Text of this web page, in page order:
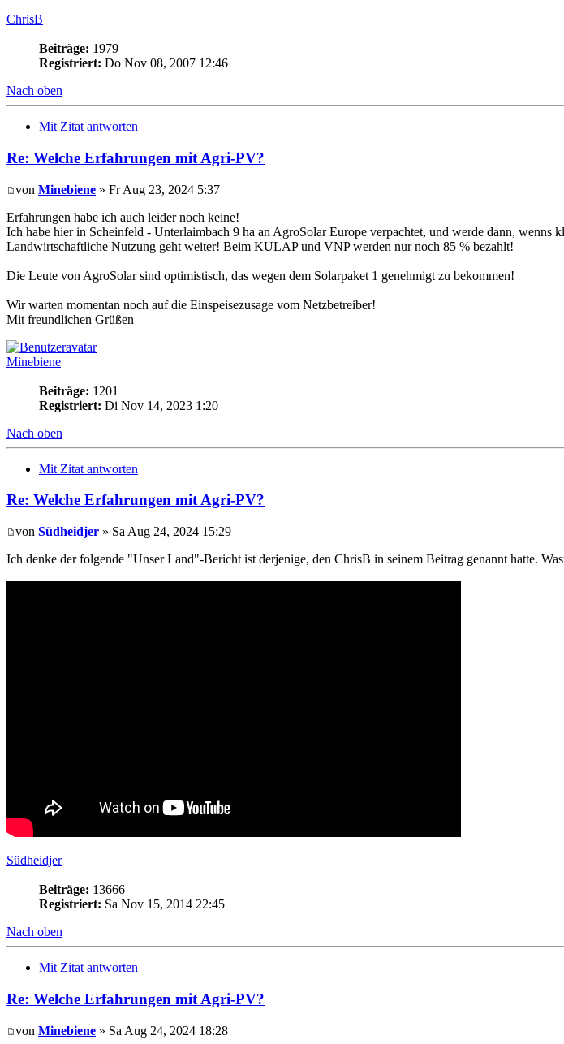
ChrisB
Beiträge: 1979
Registriert: Do Nov 08, 2007 12:46
Nach oben
Mit Zitat antworten
Re: Welche Erfahrungen mit Agri-PV?
von Minebiene » Fr Aug 23, 2024 5:37
Erfahrungen habe ich auch leider noch keine!
Ich habe hier in Scheinfeld - Unterlaimbach 9 ha an AgroSolar Europe verpachtet, und werde dann, wenns
Landwirtschaftliche Nutzung geht weiter! Beim KULAP und VNP werden nur noch 85 % bezahlt!
Die Leute von AgroSolar sind optimistisch, das wegen dem Solarpaket 1 genehmigt zu bekommen!
Wir warten momentan noch auf die Einspeisezusage vom Netzbetreiber!
Mit freundlichen Grüßen
Minebiene
Beiträge: 1201
Registriert: Di Nov 14, 2023 1:20
Nach oben
Mit Zitat antworten
Re: Welche Erfahrungen mit Agri-PV?
von Südheidjer » Sa Aug 24, 2024 15:29
Ich denke der folgende "Unser Land"-Bericht ist derjenige, den ChrisB in seinem Beitrag genannt hatte.
Südheidjer
Beiträge: 13666
Registriert: Sa Nov 15, 2014 22:45
Nach oben
Mit Zitat antworten
Re: Welche Erfahrungen mit Agri-PV?
von Minebiene » Sa Aug 24, 2024 18:28